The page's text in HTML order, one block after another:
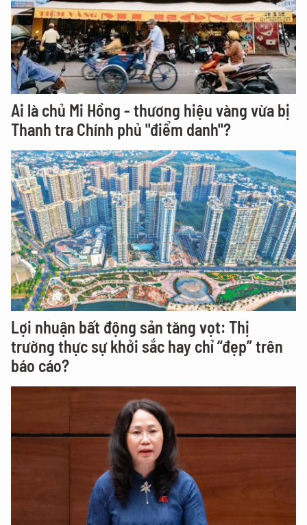
Ai là chủ Mi Hồng - thương hiệu vàng vừa bị
Thanh tra Chính phủ "điểm danh"?
Lợi nhuận bất động sản tăng vọt: Thị
trường thực sự khởi sắc hay chỉ “đẹp” trên
báo cáo?